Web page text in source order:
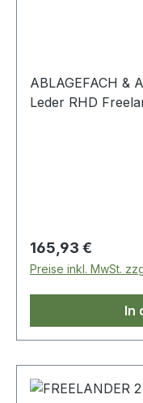
ABLAGEFACH &
Leder
Regulärer Preis:
165,93 €
Preise inkl. MwSt.
In